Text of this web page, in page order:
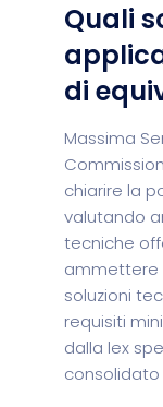
Quali
di
Massima
chiarire la
valutando
tecniche
ammettere
soluzioni
requisiti
dalla lex
consolidato